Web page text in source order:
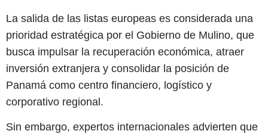
La salida de las listas europeas es considerada una
prioridad estratégica por el Gobierno de Mulino, que
busca impulsar la recuperación económica, atraer
inversión extranjera y consolidar la posición de
Panamá como centro financiero, logístico y
corporativo regional.
Sin embargo, expertos internacionales advierten que